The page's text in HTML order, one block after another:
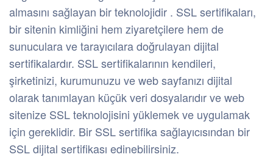
almasını sağlayan bir teknolojidir . SSL sertifikaları,
bir sitenin kimliğini hem ziyaretçilere hem de
sunuculara ve tarayıcılara doğrulayan dijital
sertifikalardır. SSL sertifikalarının kendileri,
şirketinizi, kurumunuzu ve web sayfanızı dijital
olarak tanımlayan küçük veri dosyalarıdır ve web
sitenize SSL teknolojisini yüklemek ve uygulamak
için gereklidir. Bir SSL sertifika sağlayıcısından bir
SSL dijital sertifikası edinebilirsiniz.